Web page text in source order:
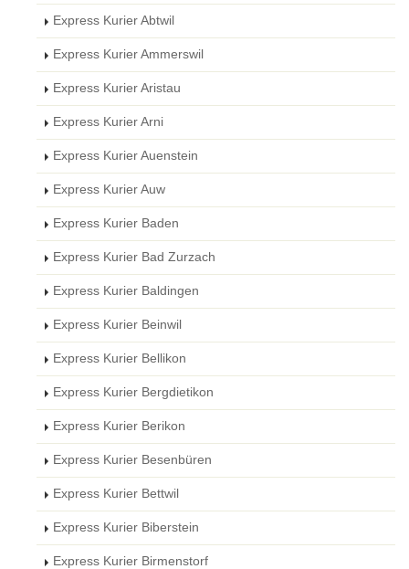
Express Kurier Abtwil
Express Kurier Ammerswil
Express Kurier Aristau
Express Kurier Arni
Express Kurier Auenstein
Express Kurier Auw
Express Kurier Baden
Express Kurier Bad Zurzach
Express Kurier Baldingen
Express Kurier Beinwil
Express Kurier Bellikon
Express Kurier Bergdietikon
Express Kurier Berikon
Express Kurier Besenbüren
Express Kurier Bettwil
Express Kurier Biberstein
Express Kurier Birmenstorf